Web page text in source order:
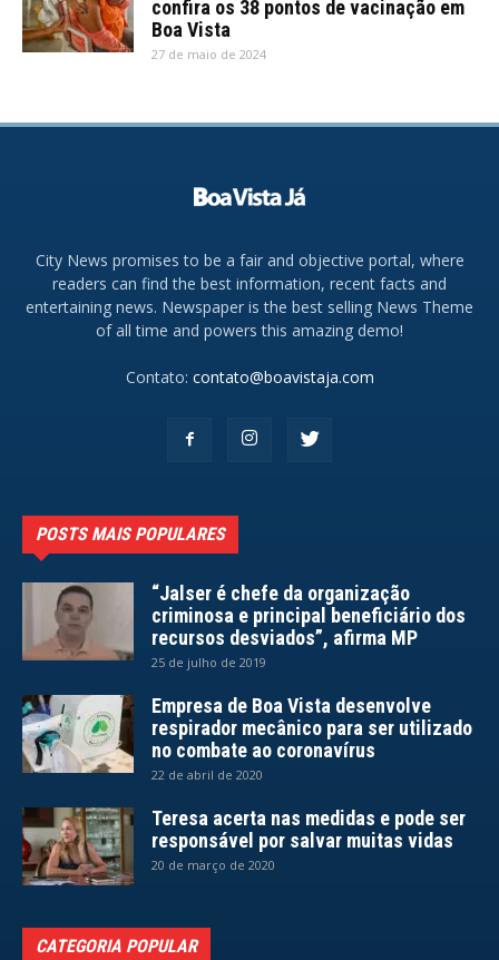
confira os 38 pontos de vacinação em
Boa Vista
27 de maio de 2024
City News promises to be a fair and objective portal, where
readers can find the best information, recent facts and
entertaining news. Newspaper is the best selling News Theme
of all time and powers this amazing demo!
Contato: contato@boavistaja.com
POSTS MAIS POPULARES
“Jalser é chefe da organização
criminosa e principal beneficiário dos
recursos desviados”, afirma MP
25 de julho de 2019
Empresa de Boa Vista desenvolve
respirador mecânico para ser utilizado
no combate ao coronavírus
22 de abril de 2020
Teresa acerta nas medidas e pode ser
responsável por salvar muitas vidas
20 de março de 2020
CATEGORIA POPULAR